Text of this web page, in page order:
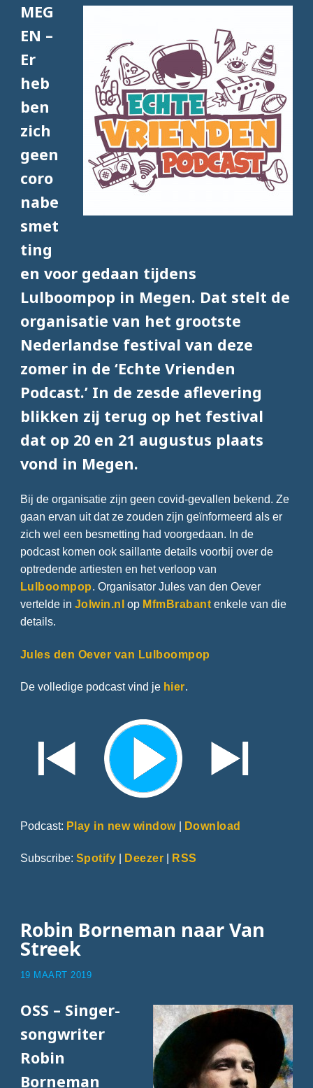
MEG
EN –
Er
heb
ben
zich
geen
coro
nabe
smet
ting
en voor gedaan tijdens
Lulboompop in Megen. Dat stelt de
organisatie van het grootste
Nederlandse festival van deze
zomer in de ‘Echte Vrienden
Podcast.’ In de zesde aflevering
blikken zij terug op het festival
dat op 20 en 21 augustus plaats
vond in Megen.
Bij de organisatie zijn geen covid-gevallen bekend. Ze
gaan ervan uit dat ze zouden zijn geïnformeerd als er
zich wel een besmetting had voorgedaan. In de
podcast komen ook saillante details voorbij over de
optredende artiesten en het verloop van
Lulboompop. Organisator Jules van den Oever
vertelde in Jolwin.nl op MfmBrabant enkele van die
details.
Jules den Oever van Lulboompop
De volledige podcast vind je hier.
Podcast: Play in new window| Download
Subscribe: Spotify | Deezer | RSS
Robin Borneman naar Van
Streek
19 MAART 2019
OSS – Singer-
songwriter
Robin
Borneman